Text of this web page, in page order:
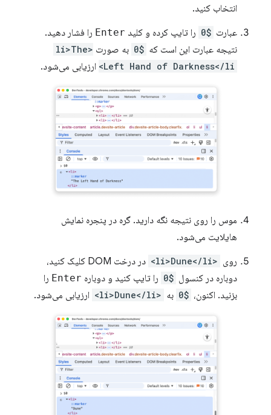
انتخاب کنید.
عبارت $0 را تایپ کرده و کلید Enter را فشار دهید.
نتیجه عبارت این است که $0 به صورت
<li>The
Left Hand of Darkness</li>
ارزیابی می‌شود.
موس را روی نتیجه نگه دارید. گره در پنجره نمایش
هایلایت می‌شود.
روی <li>Dune</li>
در درخت DOM کلیک کنید،
دوباره در کنسول $0 را تایپ کنید و دوباره Enter را
بزنید. اکنون، $0 به <li>Dune</li> ارزیابی می‌شود.